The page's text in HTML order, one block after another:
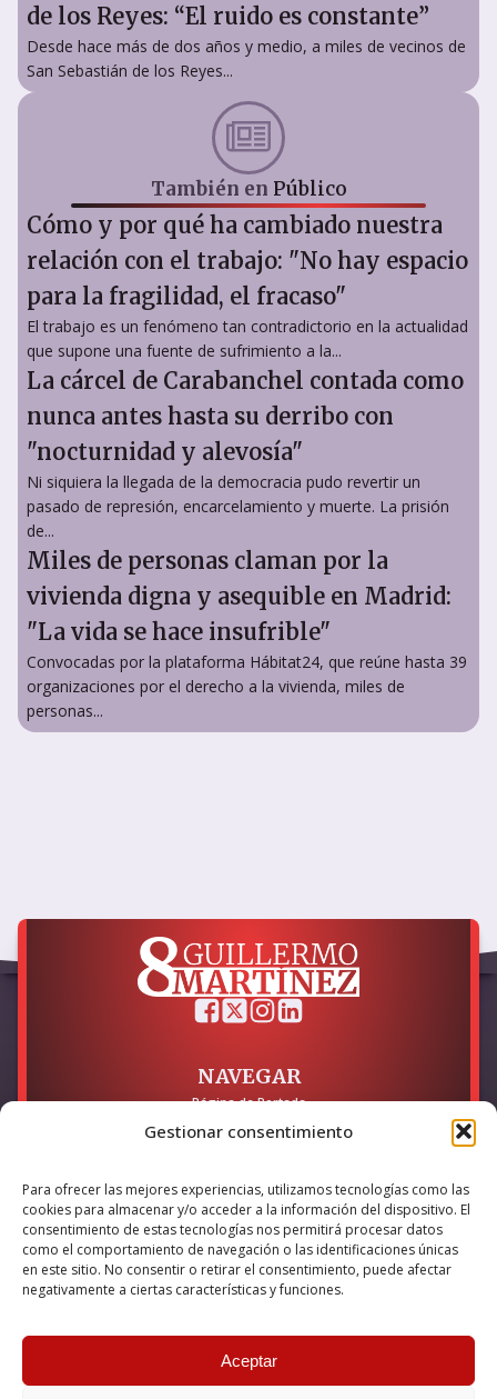
Gestionar consentimiento
Para ofrecer las mejores experiencias, utilizamos tecnologías como las
cookies para almacenar y/o acceder a la información del dispositivo. El
consentimiento de estas tecnologías nos permitirá procesar datos
como el comportamiento de navegación o las identificaciones únicas
en este sitio. No consentir o retirar el consentimiento, puede afectar
negativamente a ciertas características y funciones.
Aceptar
de los Reyes: “El ruido es constante”
Desde hace más de dos años y medio, a miles de vecinos de
San Sebastián de los Reyes...
También en Público
Cómo y por qué ha cambiado nuestra
relación con el trabajo: "No hay espacio
para la fragilidad, el fracaso"
El trabajo es un fenómeno tan contradictorio en la actualidad
que supone una fuente de sufrimiento a la...
La cárcel de Carabanchel contada como
nunca antes hasta su derribo con
"nocturnidad y alevosía"
Ni siquiera la llegada de la democracia pudo revertir un
pasado de represión, encarcelamiento y muerte. La prisión
de...
Miles de personas claman por la
vivienda digna y asequible en Madrid:
"La vida se hace insufrible"
Convocadas por la plataforma Hábitat24, que reúne hasta 39
organizaciones por el derecho a la vivienda, miles de
personas...
NAVEGAR
Página de Portada
LEGAL
Política de Privacidad
Política de Cookies
Accesibilidad
Esta empresa ha sido beneficiaria del bono Kit Digital y lo ha
internet, financiado por la Unión Europea – NextGeneration EU